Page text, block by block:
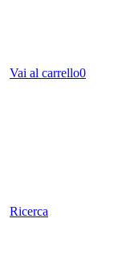
Vai al carrello0
Ricerca